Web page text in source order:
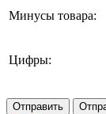
Минусы товара:
Цифры: